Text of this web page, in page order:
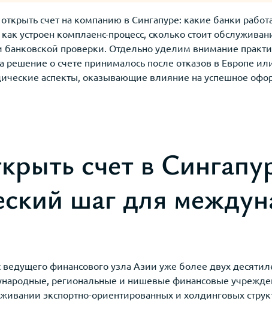
счет на компанию в Сингапуре: какие банки
устроен комплаенс-процесс, сколько стоит
проверки. Отдельно уделим внимание
о счете принималось после отказов в Европе
аспекты, оказывающие влияние на успешное
счет в
шаг для
ведущего финансового узла Азии уже более двух
региональные и нишевые финансовые
экспортно-ориентированных и холдинговых